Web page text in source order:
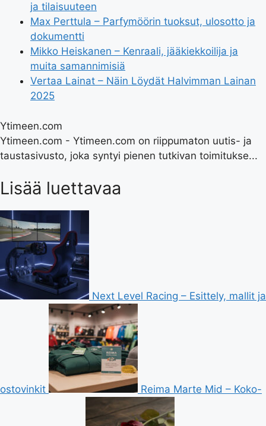
ja tilaisuuteen
Max Perttula – Parfymöörin tuoksut, ulosotto ja
dokumentti
Mikko Heiskanen – Kenraali, jääkiekkoilija ja
muita samannimisiä
Vertaa Lainat – Näin Löydät Halvimman Lainan
2025
Ytimeen.com
Ytimeen.com - Ytimeen.com on riippumaton uutis- ja
taustasivusto, joka syntyi pienen tutkivan toimitukse...
Lisää luettavaa
Next Level Racing – Esittely, mallit ja
ostovinkit Reima Marte Mid – Koko-